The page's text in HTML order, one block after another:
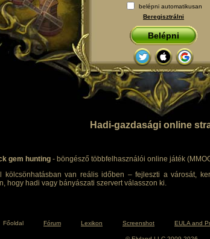
belépni automatikusan
Beregisztrálni
Belépni
Hadi-gazdasági online
gem hunting - böngésző többfelhasználói online játék
kölcsönhatásban van reális időben – fejleszti a városát,
hogy hadi vagy bányászati szervert válasszon ki.
Főoldal Fórum Lexikon Screenshot EULA and